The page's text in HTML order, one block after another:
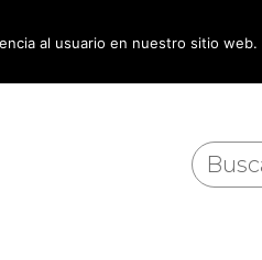
Buscar
al usuario en nuestro sitio